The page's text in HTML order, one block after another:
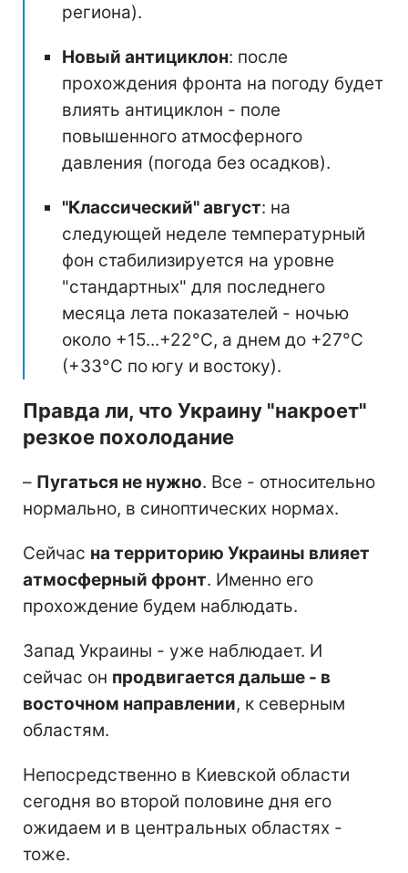
региона).
Новый антициклон: после
прохождения фронта на погоду будет
влиять антициклон - поле
повышенного атмосферного
давления (погода без осадков).
"Классический" август: на
следующей неделе температурный
фон стабилизируется на уровне
"стандартных" для последнего
месяца лета показателей - ночью
около +15...+22°C, а днем до +27°C
(+33°C по югу и востоку).
Правда ли, что Украину "накроет"
резкое похолодание
– Пугаться не нужно. Все - относительно
нормально, в синоптических нормах.
Сейчас на территорию Украины влияет
атмосферный фронт. Именно его
прохождение будем наблюдать.
Запад Украины - уже наблюдает. И
сейчас он продвигается дальше - в
восточном направлении, к северным
областям.
Непосредственно в Киевской области
сегодня во второй половине дня его
ожидаем и в центральных областях -
тоже.